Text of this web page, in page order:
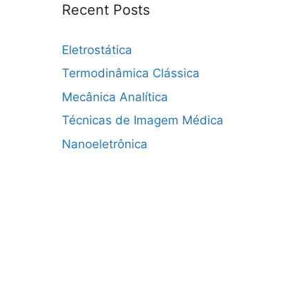
Recent Posts
Eletrostática
Termodinâmica Clássica
Mecânica Analítica
Técnicas de Imagem Médica
Nanoeletrônica